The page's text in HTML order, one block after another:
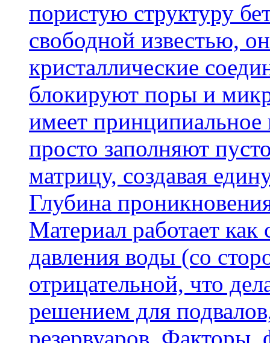
пористую структуру
свободной известью,
кристаллические
блокируют поры и
имеет
просто заполняют
матрицу, создавая
Глубина
Материал работает
давления воды (со
отрицательной, что
решением для
резервуаров.